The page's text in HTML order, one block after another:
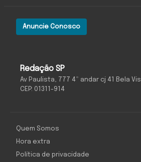
Redação SP
Av Paulista, 777 4º andar cj 41 Bela
CEP: 01311-914
Anuncie Conosco
Quem Somos
Hora extra
Política de privacidade